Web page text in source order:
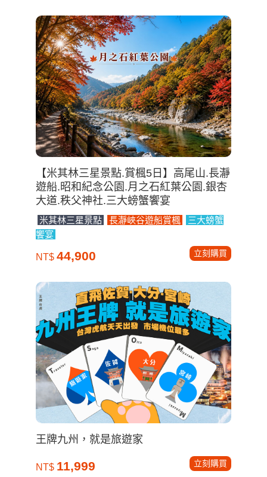
【米其林三星景點.賞楓5日】高尾山.長瀞
遊船.昭和紀念公園.月之石紅葉公園.銀杏
大道.秩父神社.三大螃蟹饗宴
米其林三星景點 長瀞峽谷遊船賞楓
三大螃蟹
饗宴
NT$ 44,900 立刻購買
王牌九州，就是旅遊家
NT$ 11,999 立刻購買